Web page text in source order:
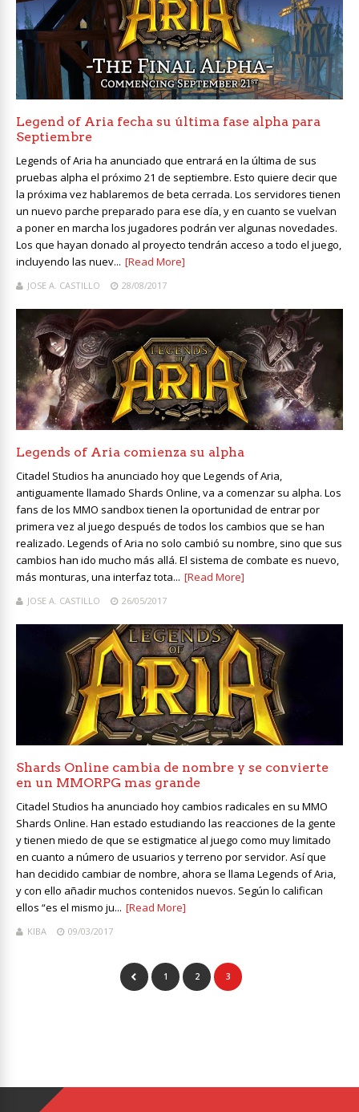
Legend of Aria fecha su última fase alpha para
Septiembre
Legends of Aria ha anunciado que entrará en la última de sus
pruebas alpha el próximo 21 de septiembre. Esto quiere decir que
la próxima vez hablaremos de beta cerrada. Los servidores tienen
un nuevo parche preparado para ese día, y en cuanto se vuelvan
a poner en marcha los jugadores podrán ver algunas novedades.
Los que hayan donado al proyecto tendrán acceso a todo el juego,
incluyendo las nuev... [Read More]
JOSE A. CASTILLO 28/08/2017
Legends of Aria comienza su alpha
Citadel Studios ha anunciado hoy que Legends of Aria,
antiguamente llamado Shards Online, va a comenzar su alpha. Los
fans de los MMO sandbox tienen la oportunidad de entrar por
primera vez al juego después de todos los cambios que se han
realizado. Legends of Aria no solo cambió su nombre, sino que sus
cambios han ido mucho más allá. El sistema de combate es nuevo,
más monturas, una interfaz tota... [Read More]
JOSE A. CASTILLO 26/05/2017
Shards Online cambia de nombre y se convierte
en un MMORPG mas grande
Citadel Studios ha anunciado hoy cambios radicales en su MMO
Shards Online. Han estado estudiando las reacciones de la gente
y tienen miedo de que se estigmatice al juego como muy limitado
en cuanto a número de usuarios y terreno por servidor. Así que
han decidido cambiar de nombre, ahora se llama Legends of Aria,
y con ello añadir muchos contenidos nuevos. Según lo califican
ellos “es el mismo ju... [Read More]
KIBA 09/03/2017
1 2 3